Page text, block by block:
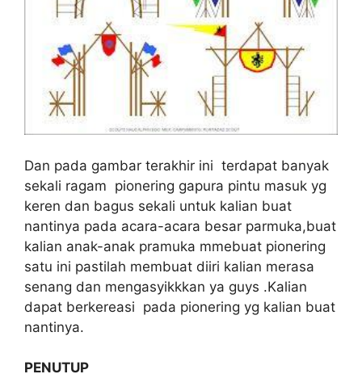
Dan pada gambar terakhir ini terdapat banyak
sekali ragam pionering gapura pintu masuk yg
keren dan bagus sekali untuk kalian buat
nantinya pada acara-acara besar parmuka,buat
kalian anak-anak pramuka mmebuat pionering
satu ini pastilah membuat diiri kalian merasa
senang dan mengasyikkkan ya guys .Kalian
dapat berkereasi pada pionering yg kalian buat
nantinya.
PENUTUP